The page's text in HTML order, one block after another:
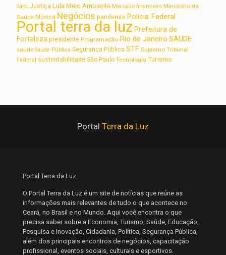
Sarto Justiça Lula Meio Ambiente Mercado financeiro Ministério da
Saúde Música Negócios pandemia Polícia Federal
Portal terra da luzPrefeitura de
Fortaleza presidente Programação Rio de Janeiro SAUDE
saúde Saúde Pública Segurança Pública STF Supremo Tribunal
Federal sustentabilidade São Paulo Tecnologia Turismo
Portal Terra da Luz
Portal Terra da Luz
O Portal Terra da Luz é um site de notícias que reúne as
informações mais relevantes de tudo o que acontece no
Ceará, no Brasil e no Mundo. Aqui você encontra o que
precisa saber sobre a Economia, Turismo, Saúde, Educação,
Pesquisa e Inovação, Cidadania, Política, Segurança Pública,
além dos principais encontros de negócios, capacitação
profissional, eventos sociais, culturais e esportivos.